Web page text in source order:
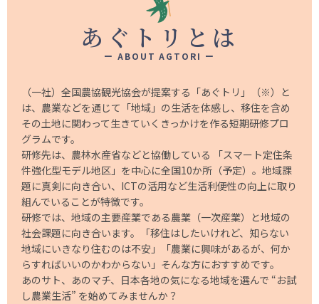
あぐトリとは
ー ABOUT AGTORI ー
（一社）全国農協観光協会が提案する「あぐトリ」（※）と
は、農業などを通じて「地域」の⽣活を体感し、移住を含め
その土地に関わって⽣きていくきっかけを作る短期研修プロ
グラムです。
研修先は、農林⽔産省などと協働している 「スマート定住条
件強化型モデル地区」を中心に全国10か所（予定）。地域課
題に真剣に向き合い、ICTの活用など⽣活利便性の向上に取り
組んでいることが特徴です。
研修では、地域の主要産業である農業（一次産業）と地域の
社会課題に向き合います。「移住はしたいけれど、知らない
地域にいきなり住むのは不安」「農業に興味があるが、何か
らすればいいのかわからない」そんな⽅におすすめです。
あのサト、あのマチ、日本各地の気になる地域を選んで “お試
し農業生活” を始めてみませんか？